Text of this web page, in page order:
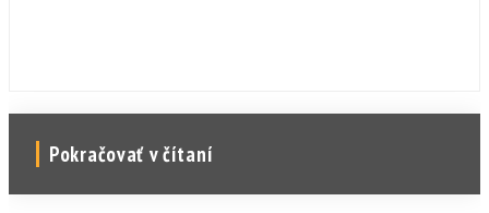
Pokračovať v čítaní